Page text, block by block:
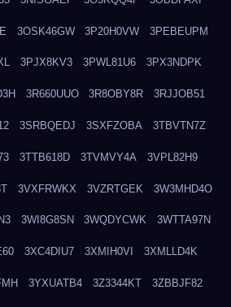
3OSK46GW 3P20H0VW 3PEBEUPM
3PJX8KV3 3PWL81U6 3PX3NDPK
3R660UUO 3R8OBY8R 3RJJOB51
3SRBQEDJ 3SXFZOBA 3TBVTN7Z
3TTB618D 3TVMVY4A 3VPL82H9
3VXFRWKX 3VZRTGEK 3W3MHD4O
3WI8G8SN 3WQDYCWK 3WTTA97N
3XC4DIU7 3XMIH0VI 3XMLLD4K
3YXUATB4 3Z3344KT 3ZBBJF82